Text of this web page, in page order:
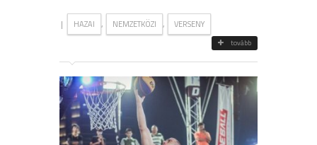
| HAZAI , NEMZETKÖZI , VERSENY
tovább